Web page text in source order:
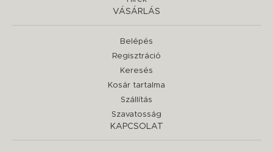
VÁSÁRLÁS
Belépés
Regisztráció
Keresés
Kosár tartalma
Szállítás
Szavatosság
KAPCSOLAT